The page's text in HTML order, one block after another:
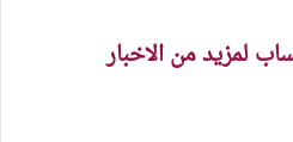
لمزيد من الاخبار